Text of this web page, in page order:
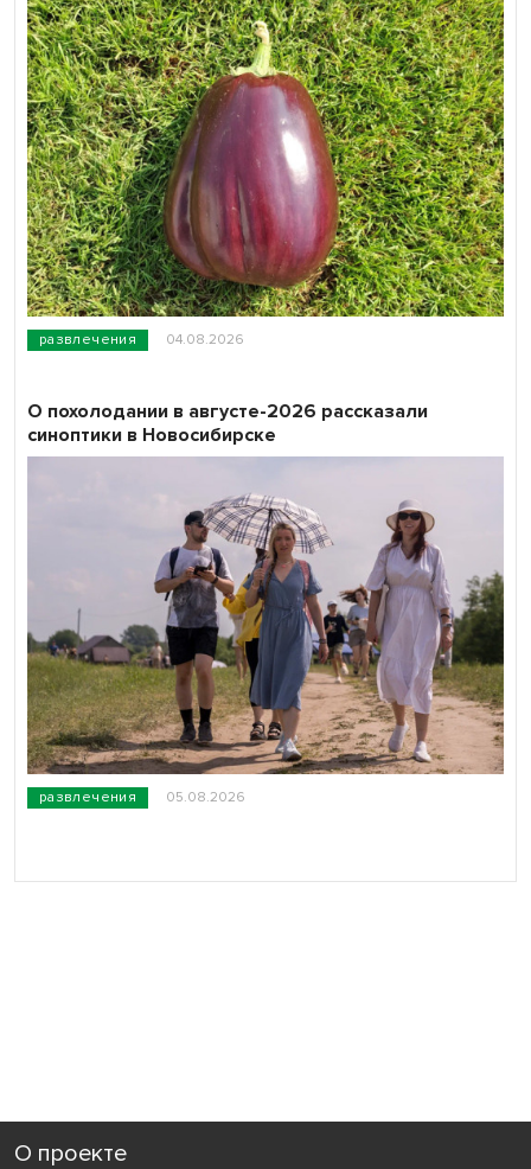
развлечения 04.08.2026
развлечения 05.08.2026
О похолодании в августе-2026 рассказали
синоптики в Новосибирске
О проекте